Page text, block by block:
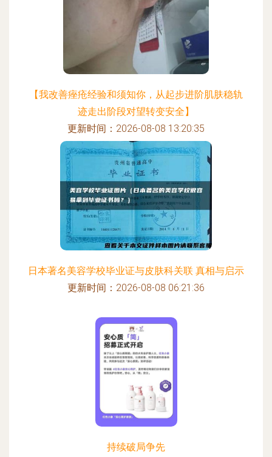
【我改善痤疮经验和须知你，从起步进阶肌肤稳轨
迹走出阶段对望转变安全】
更新时间：2026-08-08 13:20:35
日本著名美容学校毕业证与皮肤科关联 真相与启示
更新时间：2026-08-08 06:21:36
持续破局争先